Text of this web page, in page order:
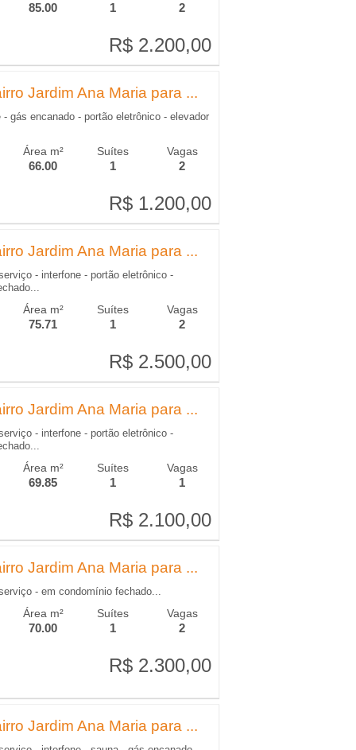
R$ 2.200,00
85.00 1 2
R$ 2.200,00
R$ 1.200,00
Jardim Ana Maria para ...
gás encanado - portão eletrônico - elevador
Área m²
66.00
Suítes
1
Vagas
2
R$ 1.200,00
R$ 2.500,00
Jardim Ana Maria para ...
- interfone - portão eletrônico -
Área m²
75.71
Suítes
1
Vagas
2
R$ 2.500,00
R$ 2.100,00
Jardim Ana Maria para ...
- interfone - portão eletrônico -
Área m²
69.85
Suítes
1
Vagas
1
R$ 2.100,00
R$ 2.300,00
Jardim Ana Maria para ...
- em condomínio fechado...
Área m²
70.00
Suítes
1
Vagas
2
R$ 2.300,00
Jardim Ana Maria para ...